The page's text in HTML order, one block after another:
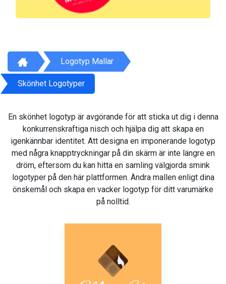
Logotyp Mallar
Skönhet Logotyper
En skönhet logotyp är avgörande för att sticka ut dig i denna
konkurrenskraftiga nisch och hjälpa dig att skapa en
igenkännbar identitet. Att designa en imponerande logotyp
med några knapptryckningar på din skärm är inte längre en
dröm, eftersom du kan hitta en samling välgjorda smink
logotyper på den här plattformen. Ändra mallen enligt dina
önskemål och skapa en vacker logotyp för ditt varumärke
på nolltid.